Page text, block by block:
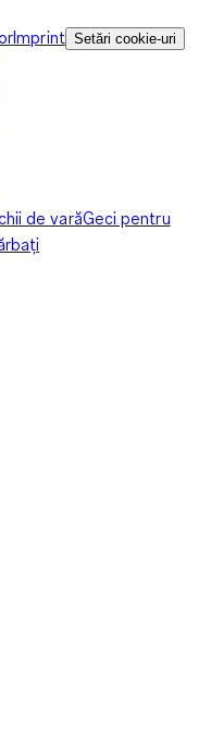
Imprint Setări cookie-uri
de varăGeci pentru